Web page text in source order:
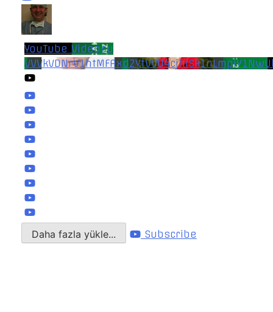
YouTube Videosu
Daha fazla yükle... Subscribe